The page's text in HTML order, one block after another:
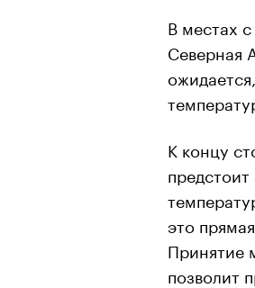
В местах
Северная
К концу
это
Принятие
позволит